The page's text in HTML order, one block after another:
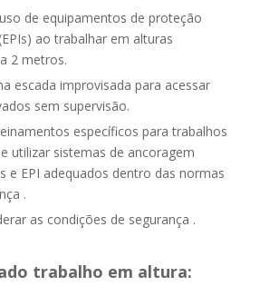
de equipamentos de proteção
ao trabalhar em alturas
2 metros.
escada improvisada para acessar
sem supervisão.
específicos para trabalhos
utilizar sistemas de ancoragem
e EPI adequados dentro das normas
.
as condições de segurança .
trabalho em altura: